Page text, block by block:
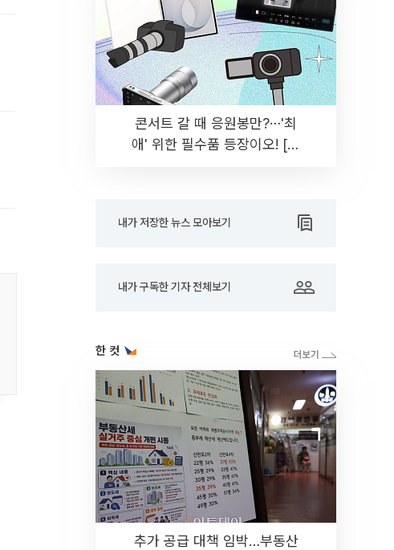
콘서트 갈 때 응원봉만?⋯'최
애' 위한 필수품 등장이오! [솔
내가 저장한 뉴스 모아보기
내가 구독한 기자 전체보기
한 컷
추가 공급 대책 임박…부동산